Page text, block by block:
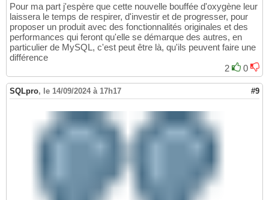
Pour ma part j'espère que cette nouvelle bouffée d'oxygène leur
laissera le temps de respirer, d'investir et de progresser, pour
proposer un produit avec des fonctionnalités originales et des
performances qui feront qu'elle se démarque des autres, en
particulier de MySQL, c'est peut être là, qu'ils peuvent faire une
différence
2
0
SQLpro, le 14/09/2024 à 17h17 #9